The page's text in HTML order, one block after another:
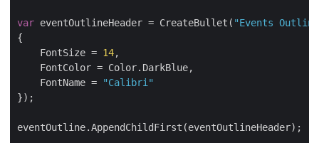
var eventOutlineHeader = CreateBullet( "Events
{
    FontSize =
14,
    FontColor = Color.DarkBlue,
    FontName =
"Calibri"
});
eventOutline.AppendChildFirst(eventOutlineHeader);